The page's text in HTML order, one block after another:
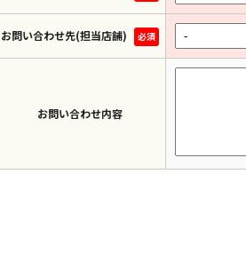
お問い合わせ先(担当店舗) 必須
お問い合わせ内容